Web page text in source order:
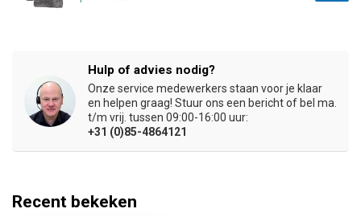
Hulp of advies nodig?
Onze service medewerkers staan voor je klaar
en helpen graag! Stuur ons een bericht of bel ma.
t/m vrij. tussen 09:00-16:00 uur:
+31 (0)85-4864121
Recent bekeken